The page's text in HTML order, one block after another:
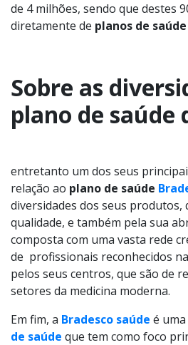
de 4 milhões, sendo que destes
diretamente de planos de
Sobre as
plano de saúde
entretanto um dos seus
relação ao plano de saúde
diversidades dos seus produtos,
qualidade, e também pela sua
composta com uma vasta rede
de profissionais reconhecidos
pelos seus centros, que são de
setores da medicina moderna.
Em fim, a Bradesco saúde é
de saúde que tem como foco